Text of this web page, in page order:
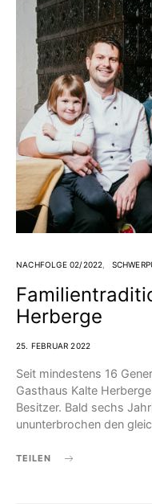
NACHFOLGE 02/2022
Herberge
25. FEBRUAR 2022
Seit mindestens 16
Gasthaus Kalte
Besitzer. Bald sechs
ununterbrochen den
TEILEN